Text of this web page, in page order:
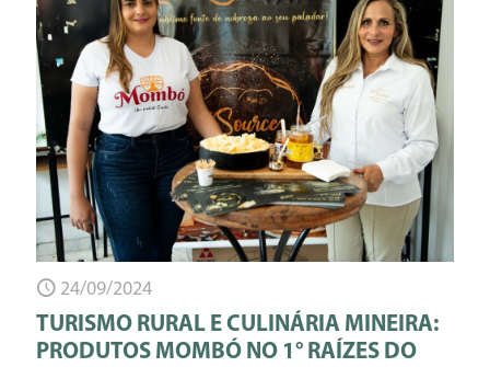
24/09/2024
TURISMO RURAL E CULINÁRIA MINEIRA:
PRODUTOS MOMBÓ NO 1° RAÍZES DO